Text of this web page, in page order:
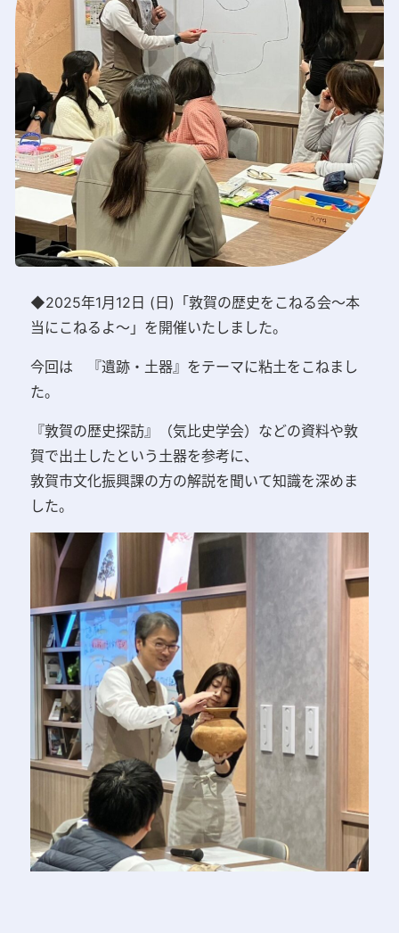
◆2025年1月12日 (日)「敦賀の歴史をこねる会～本
当にこねるよ～」を開催いたしました。
今回は 『遺跡・土器』をテーマに粘土をこねまし
た。
『敦賀の歴史探訪』（気比史学会）などの資料や敦
賀で出土したという土器を参考に、
敦賀市文化振興課の方の解説を聞いて知識を深めま
した。